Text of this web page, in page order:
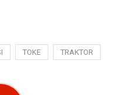
TOKE TRAKTOR